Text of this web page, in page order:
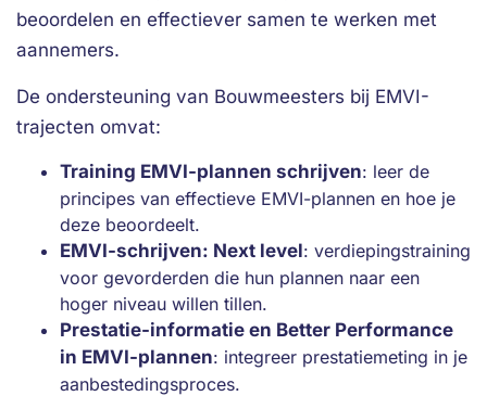
beoordelen en effectiever samen te werken met
aannemers.
De ondersteuning van Bouwmeesters bij EMVI-
trajecten omvat:
Training EMVI-plannen schrijven: leer de
principes van effectieve EMVI-plannen en hoe je
deze beoordeelt.
EMVI-schrijven: Next level: verdiepingstraining
voor gevorderden die hun plannen naar een
hoger niveau willen tillen.
Prestatie-informatie en Better Performance
in EMVI-plannen: integreer prestatiemeting in je
aanbestedingsproces.